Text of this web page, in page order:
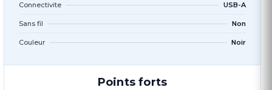
Connectivite USB-A
Sans fil Non
Couleur Noir
Points forts